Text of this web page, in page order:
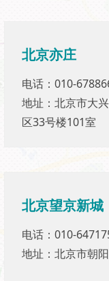
北京亦庄
电话：010-
地址：北京市大
区33号楼101室
北京亦庄
电话：010-
地址：北京市大
区33号楼101室
北京望京新城
电话：010-
地址：北京市朝
北京望京新城
电话：010-
地址：北京市朝